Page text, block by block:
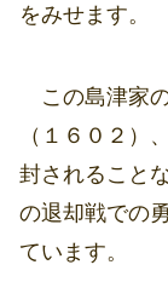
をみせます。
この島津家
（１６０２）
封されること
の退却戦での
ています。